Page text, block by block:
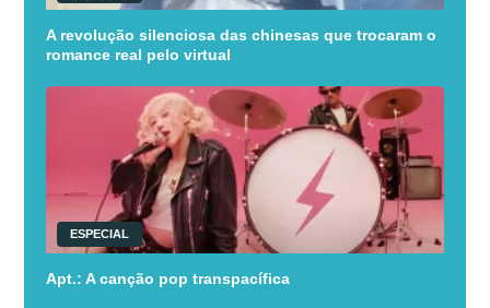
A revolução silenciosa das chinesas que trocaram o
romance real pelo virtual
ESPECIAL
Apt.: A canção pop transpacífica